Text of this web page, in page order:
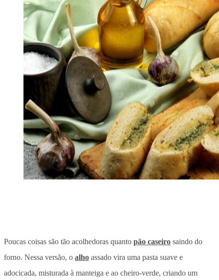
Poucas coisas são tão acolhedoras quanto pão caseiro saindo do
forno. Nessa versão, o alho assado vira uma pasta suave e
adocicada, misturada à manteiga e ao cheiro-verde, criando um